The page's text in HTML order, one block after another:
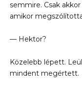
semmire. Csak
amikor
— Hektor?
Közelebb lépett.
mindent megértett.